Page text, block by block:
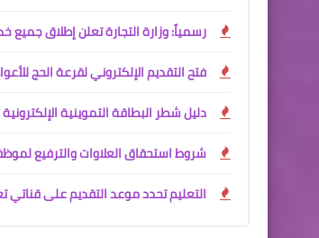
رسمياً: وزارة التجارة تعلن إطلاق
فتح التقديم الإلكتروني لقرعة الحج للأعوام (2027-2030).. الرابط والشروط
دليل شطر البطاقة التموينية
شروط استحقاق العلاوات والترفيع
التعليم تحدد موعد التقديم على قناتي